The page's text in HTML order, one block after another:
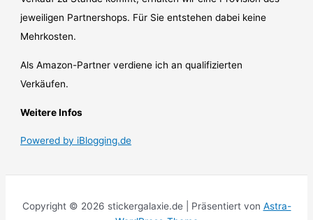
jeweiligen Partnershops. Für Sie entstehen dabei keine
Mehrkosten.
Als Amazon-Partner verdiene ich an qualifizierten
Verkäufen.
Weitere Infos
Powered by iBlogging.de
Copyright © 2026 stickergalaxie.de | Präsentiert von Astra-